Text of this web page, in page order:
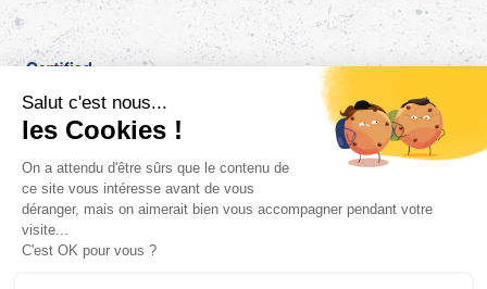
FR
Bjorg pour les pros
Politique de confidentialité
Instagram Facebook
Retrouvez les informations AGEC de nos produits sur le site